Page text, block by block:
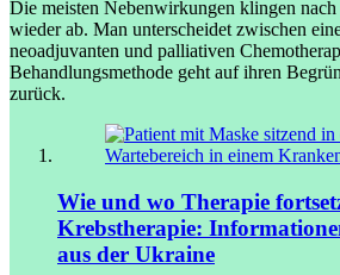
Die meisten Nebenwirkungen klingen nach
wieder ab. Man unterscheidet zwischen
neoadjuvanten und palliativen
Behandlungsmethode geht auf ihren
zurück.
Wie und wo Therapie
Krebstherapie:
aus der Ukraine